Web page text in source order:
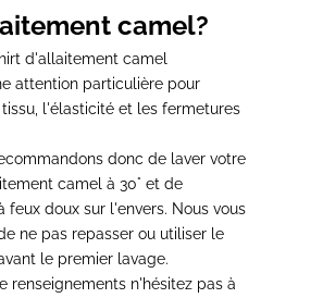
camel?
d'allaitement camel
attention particulière pour
l'élasticité et les fermetures
donc de laver votre
camel à 30° et de
feux doux sur l'envers. Nous vous
ne pas repasser ou utiliser le
le premier lavage.
renseignements n'hésitez pas à